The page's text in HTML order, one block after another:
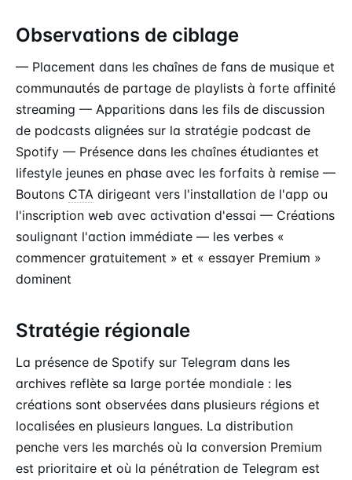
Observations de ciblage
— Placement dans les chaînes de fans de musique et
communautés de partage de playlists à forte affinité
streaming — Apparitions dans les fils de discussion
de podcasts alignées sur la stratégie podcast de
Spotify — Présence dans les chaînes étudiantes et
lifestyle jeunes en phase avec les forfaits à remise —
Boutons CTA dirigeant vers l'installation de l'app ou
l'inscription web avec activation d'essai — Créations
soulignant l'action immédiate — les verbes «
commencer gratuitement » et « essayer Premium »
dominent
Stratégie régionale
La présence de Spotify sur Telegram dans les
archives reflète sa large portée mondiale : les
créations sont observées dans plusieurs régions et
localisées en plusieurs langues. La distribution
penche vers les marchés où la conversion Premium
est prioritaire et où la pénétration de Telegram est